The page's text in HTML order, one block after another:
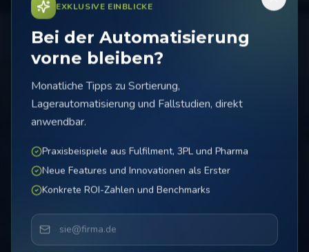
EXKLUSIVE EINBLICKE
Bei der Automatisierung
vorne bleiben?
Monatliche Tipps zu Sortierung,
Lagerautomatisierung und Fallstudien, direkt
anwendbar.
Praxisbeispiele aus Fulfilment, 3PL und Pharma
Neue Features und Innovationen als Erster
Konkrete ROI-Zahlen und Benchmarks